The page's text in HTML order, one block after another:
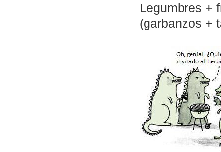
Legumbres +
(garbanzos +